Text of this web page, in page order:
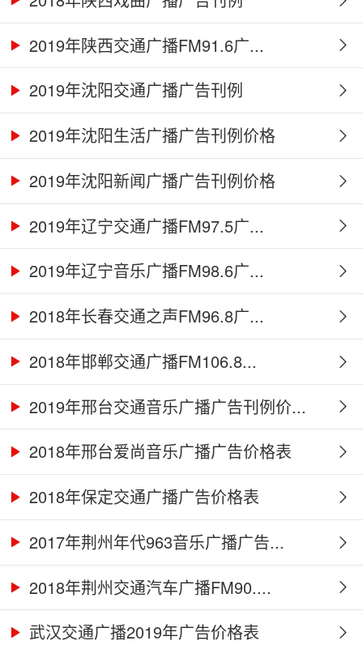
2019年陕西交通广播FM91.6广...
2019年沈阳交通广播广告刊例
2019年沈阳生活广播广告刊例价格
2019年沈阳新闻广播广告刊例价格
2019年辽宁交通广播FM97.5广...
2019年辽宁音乐广播FM98.6广...
2018年长春交通之声FM96.8广...
2018年邯郸交通广播FM106.8...
2019年邢台交通音乐广播广告刊例价...
2018年邢台爱尚音乐广播广告价格表
2018年保定交通广播广告价格表
2017年荆州年代963音乐广播广告...
2018年荆州交通汽车广播FM90....
武汉交通广播2019年广告价格表